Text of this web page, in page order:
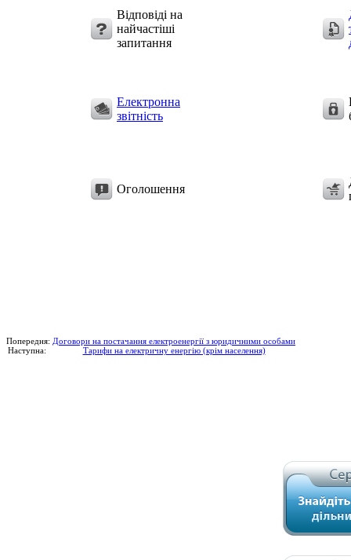
Відповіді на
найчастіші
запитання
Електронна
звітність
Оголошення
Попередня: Договори на постачання електроенергії з юридичними особами
Наступна:
Тарифи на електричну енергію (крім населення)